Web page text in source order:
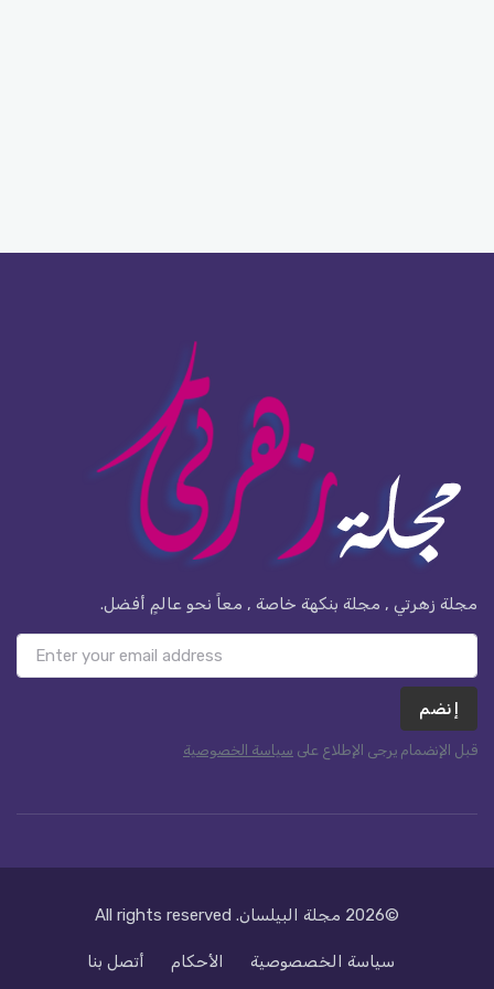
مجلة زهرتي , مجلة بنكهة خاصة , معاً نحو عالمٍ أفضل.
إنضم
قبل الإنضمام يرجى الإطلاع على سياسة الخصوصية
©2026 مجلة البيلسان. All rights reserved
سياسة الخصصوصية الأحكام أتصل بنا